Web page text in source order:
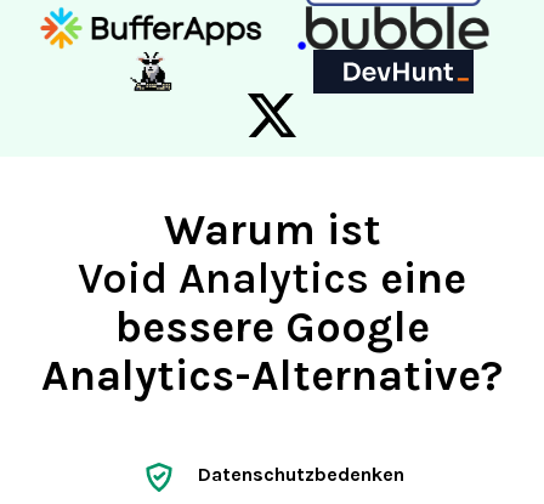
Warum ist
Void Analytics eine
bessere Google
Analytics-Alternative?
Datenschutzbedenken